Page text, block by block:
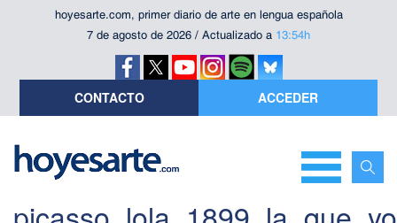
hoyesarte.com, primer diario de arte en lengua española
7 de agosto de 2026 / Actualizado a 13:54h
CONTACTO ACCEDER